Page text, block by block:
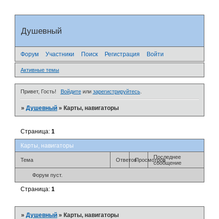
Душевный
Форум Участники Поиск Регистрация Войти
Активные темы
Привет, Гость! Войдитеили зарегистрируйтесь.
»Душевный »Карты, навигаторы
Карты, навигаторы
Страница:1
Тема ОтветовПросмотровПоследнее
сообщение
Форум пуст.
Страница:1
»Душевный »Карты, навигаторы